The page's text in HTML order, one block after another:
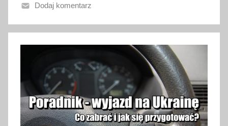
o
0
s
z
n
Dodaj komentarz